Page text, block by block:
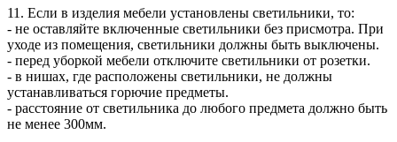
11. Если в изделия мебели установлены светильники, то:
- не оставляйте включенные светильники без присмотра. При
уходе из помещения, светильники должны быть выключены.
- перед уборкой мебели отключите светильники от розетки.
- в нишах, где расположены светильники, не должны
устанавливаться горючие предметы.
- расстояние от светильника до любого предмета должно быть
не менее 300мм.